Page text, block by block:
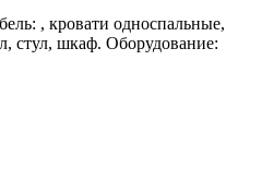
, кровати односпальные,
стул, шкаф. Оборудование: